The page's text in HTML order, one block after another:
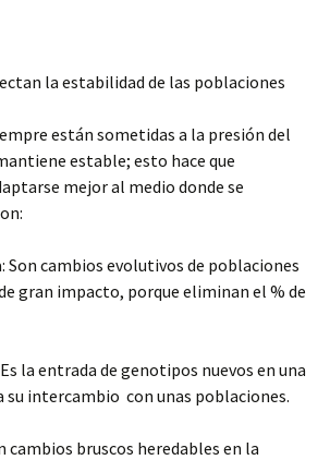
la estabilidad de las poblaciones
están sometidas a la presión del
estable; esto hace que
mejor al medio donde se
Son cambios evolutivos de poblaciones
gran impacto, porque eliminan el % de
la entrada de genotipos nuevos en una
su intercambio con unas poblaciones.
cambios bruscos heredables en la